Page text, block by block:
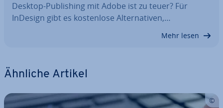
Desktop-Pu­bli­shing mit Adobe ist zu teuer? Für
InDesign gibt es kos­ten­lo­se Al­ter­na­ti­ven,…
Mehr lesen
Ähnliche Artikel